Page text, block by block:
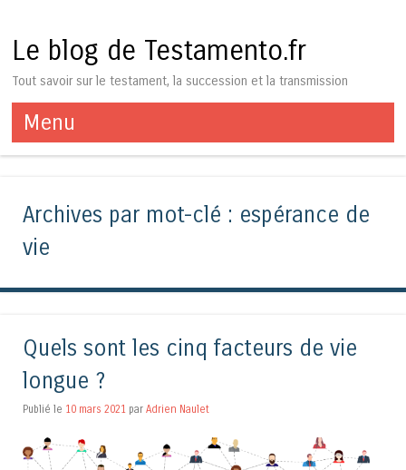
Le blog de Testamento.fr
Tout savoir sur le testament, la succession et la transmission
Menu
Aller au contenu
Archives par mot-clé : espérance de
vie
Quels sont les cinq facteurs de vie
longue ?
Publié le 10 mars 2021 par Adrien Naulet